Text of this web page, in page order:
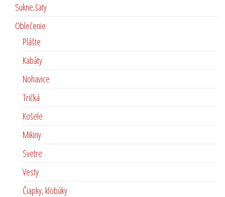
Sukne,šaty
Oblečenie
Plášte
Kabáty
Nohavice
Tričká
Košele
Mikiny
Svetre
Vesty
Čiapky, klobúky